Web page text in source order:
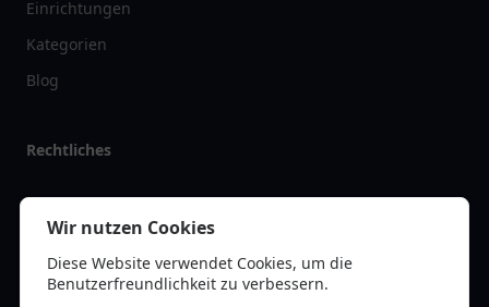
Einrichtungen
Kategorien
Blog
Rechtliches
Impressum
Datenschutz
Kontakt
Wir nutzen Cookies
Diese Website verwendet Cookies, um die
Benutzerfreundlichkeit zu verbessern.